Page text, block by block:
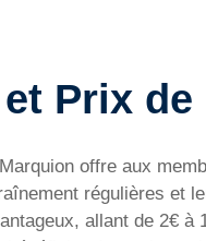
Prix
offre aux
régulières et
allant de 2€